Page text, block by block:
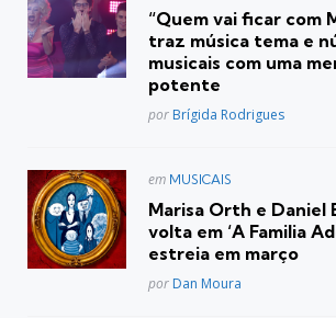
“Quem vai ficar com
traz música tema e
musicais com uma
potente
Posted
por Brígida Rodrigues
Postado
em MUSICAIS
Marisa Orth e Daniel
volta em ‘A Familia
estreia em março
Posted
por Dan Moura